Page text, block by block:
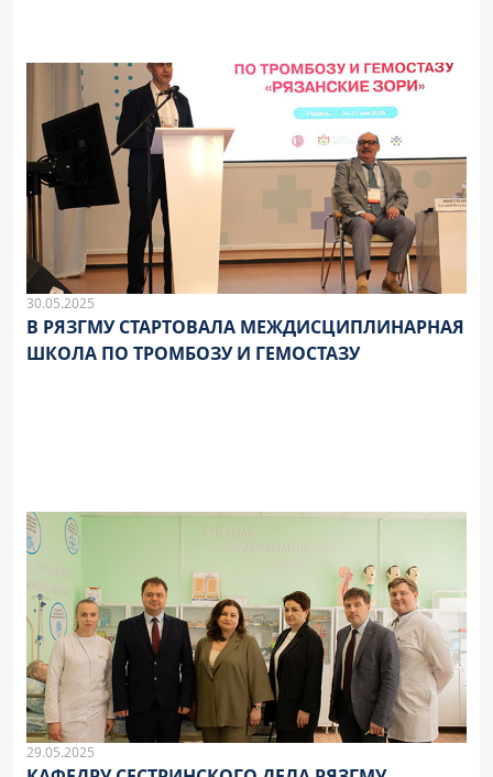
30.05.2025
В РЯЗГМУ СТАРТОВАЛА МЕЖДИСЦИПЛИНАРНАЯ
ШКОЛА ПО ТРОМБОЗУ И ГЕМОСТАЗУ
29.05.2025